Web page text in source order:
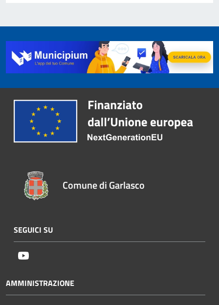
Comune di Garlasco
SEGUICI SU
AMMINISTRAZIONE